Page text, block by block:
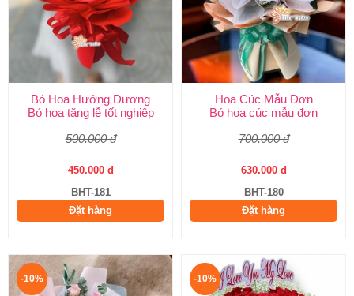
Bó Hoa Hướng Dương
Bó hoa tặng lễ tốt nghiệp
500.000 đ
450.000 đ
BHT-181
Đặt hàng
Hoa Cúc Mẫu Đơn
Bó hoa cúc mẫu đơn
700.000 đ
630.000 đ
BHT-180
Đặt hàng
-10% -10%